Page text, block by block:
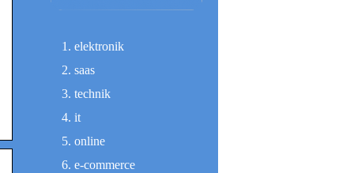
elektronik
saas
technik
it
online
e-commerce